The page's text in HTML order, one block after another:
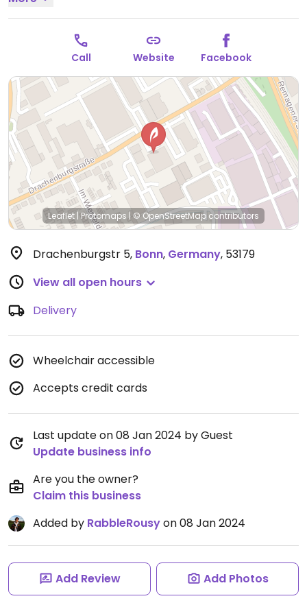
with cucumber, avocado, or algae. Also yaki tofu,
ramen, and udon noodles.
Open Tue-Sat 12:00-15:00,
17:00-23:00, Sun 12:00-22:30.Closed Mon.
Call Website Facebook
Leaflet | Protomaps | © OpenStreetMapcontributors
Drachenburgstr 5, Bonn, Germany, 53179
View all open hours
Delivery
Wheelchair accessible
Accepts credit cards
Last update on 08 Jan 2024 by Guest
Update business info
Are you the owner?
Claim this business
Added by RabbleRousyon 08 Jan 2024
Add Review Add Photos